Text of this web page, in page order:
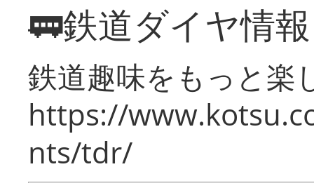
🚃鉄道ダイヤ情
鉄道趣味をもっと楽
https://
nts/tdr/